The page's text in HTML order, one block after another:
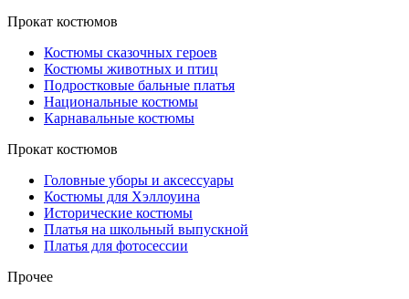
Прокат костюмов
Костюмы сказочных героев
Костюмы животных и птиц
Подростковые бальные платья
Национальные костюмы
Карнавальные костюмы
Прокат костюмов
Головные уборы и аксессуары
Костюмы для Хэллоуина
Исторические костюмы
Платья на школьный выпускной
Платья для фотосессии
Прочее